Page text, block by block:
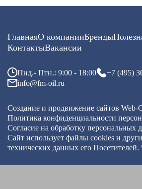
ГлавнаяО компанииБренды
КонтактыВакансии
Пнд.- Птн.: 9:00 - 18:00
+7 (495)
info@fm-oil.ru
Создание и продвижение сайтов Web-
Политика конфиденциальности
Согласие на обработку персональных
Сайт использует файлы cookies и
технических данных его Посетителей.